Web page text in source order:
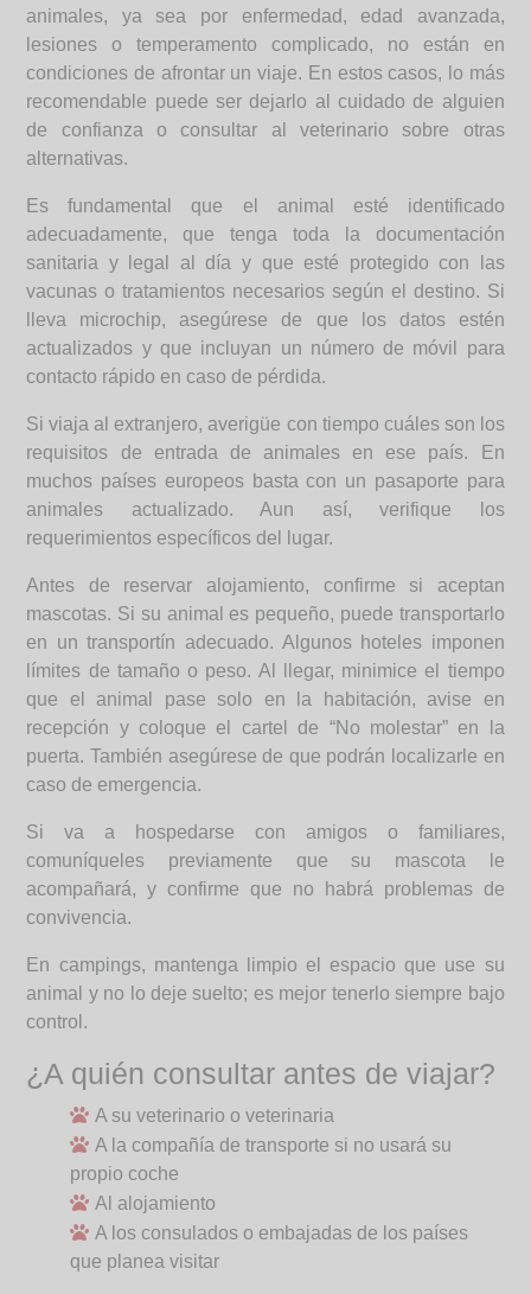
animales, ya sea por enfermedad, edad avanzada,
lesiones o temperamento complicado, no están en
condiciones de afrontar un viaje. En estos casos, lo más
recomendable puede ser dejarlo al cuidado de alguien
de confianza o consultar al veterinario sobre otras
alternativas.
Es fundamental que el animal esté identificado
adecuadamente, que tenga toda la documentación
sanitaria y legal al día y que esté protegido con las
vacunas o tratamientos necesarios según el destino. Si
lleva microchip, asegúrese de que los datos estén
actualizados y que incluyan un número de móvil para
contacto rápido en caso de pérdida.
Si viaja al extranjero, averigüe con tiempo cuáles son los
requisitos de entrada de animales en ese país. En
muchos países europeos basta con un pasaporte para
animales actualizado. Aun así, verifique los
requerimientos específicos del lugar.
Antes de reservar alojamiento, confirme si aceptan
mascotas. Si su animal es pequeño, puede transportarlo
en un transportín adecuado. Algunos hoteles imponen
límites de tamaño o peso. Al llegar, minimice el tiempo
que el animal pase solo en la habitación, avise en
recepción y coloque el cartel de “No molestar” en la
puerta. También asegúrese de que podrán localizarle en
caso de emergencia.
Si va a hospedarse con amigos o familiares,
comuníqueles previamente que su mascota le
acompañará, y confirme que no habrá problemas de
convivencia.
En campings, mantenga limpio el espacio que use su
animal y no lo deje suelto; es mejor tenerlo siempre bajo
control.
¿A quién consultar antes de viajar?
A su veterinario o veterinaria
A la compañía de transporte si no usará su
propio coche
Al alojamiento
A los consulados o embajadas de los países
que planea visitar